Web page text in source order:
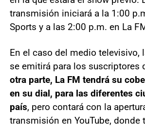
transmisión iniciará a la 1:00
Sports y a las 2:00 p.m. en La
En el caso del medio televisivo,
se emitirá para los suscriptores
otra parte, La FM tendrá su
en su dial, para las diferentes
país, pero contará con la
transmisión en YouTube, donde